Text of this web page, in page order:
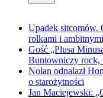
Upadek sitcomów.
rolkami i
Gość „Plusa
Buntowniczy rock,
Nolan odnalazł
o starożytności
Jan Maciejewski: